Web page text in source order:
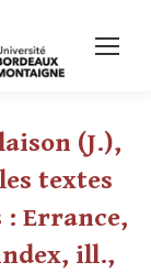
(J.),
textes
: Errance,
ill.,